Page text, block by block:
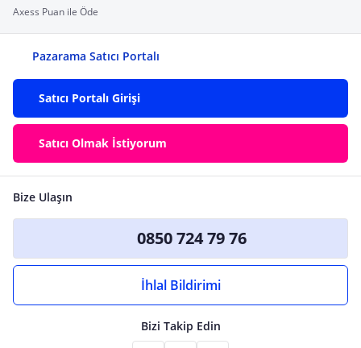
Axess Puan ile Öde
Pazarama Satıcı Portalı
Satıcı Portalı Girişi
Satıcı Olmak İstiyorum
Bize Ulaşın
0850 724 79 76
İhlal Bildirimi
Bizi Takip Edin